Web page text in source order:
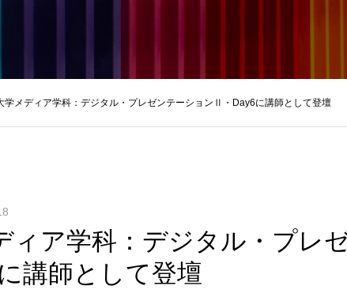
学メディア学科：デジタル・プレゼンテーションⅡ・Day6に講師として登壇
ィア学科：デジタル・プレ
講師として登壇